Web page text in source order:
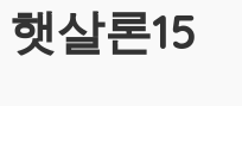
햇살론15